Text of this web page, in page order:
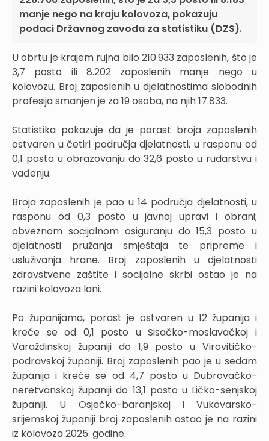
manje nego na kraju kolovoza, pokazuju
podaci Državnog zavoda za statistiku (DZS).
U obrtu je krajem rujna bilo 210.933 zaposlenih, što je
3,7 posto ili 8.202 zaposlenih manje nego u
kolovozu. Broj zaposlenih u djelatnostima slobodnih
profesija smanjen je za 19 osoba, na njih 17.833.
Statistika pokazuje da je porast broja zaposlenih
ostvaren u četiri područja djelatnosti, u rasponu od
0,1 posto u obrazovanju do 32,6 posto u rudarstvu i
vađenju.
Broja zaposlenih je pao u 14 područja djelatnosti, u
rasponu od 0,3 posto u javnoj upravi i obrani;
obveznom socijalnom osiguranju do 15,3 posto u
djelatnosti pružanja smještaja te pripreme i
usluživanja hrane. Broj zaposlenih u djelatnosti
zdravstvene zaštite i socijalne skrbi ostao je na
razini kolovoza lani.
Po županijama, porast je ostvaren u 12 županija i
kreće se od 0,1 posto u Sisačko-moslavačkoj i
Varaždinskoj županiji do 1,9 posto u Virovitičko-
podravskoj županiji. Broj zaposlenih pao je u sedam
županija i kreće se od 4,7 posto u Dubrovačko-
neretvanskoj županiji do 13,1 posto u Ličko-senjskoj
županiji. U Osječko-baranjskoj i Vukovarsko-
srijemskoj županiji broj zaposlenih ostao je na razini
iz kolovoza 2025. godine.